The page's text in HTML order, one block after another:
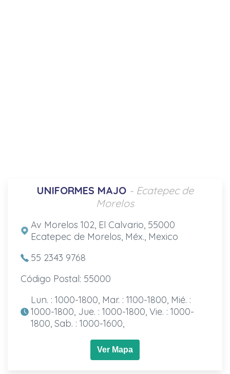
UNIFORMES MAJO - Ecatepec de
Morelos
Av Morelos 102, El Calvario, 55000
Ecatepec de Morelos, Méx., Mexico
55 2343 9768
Código Postal: 55000
Lun. : 1000-1800, Mar. : 1100-1800, Mié. :
1000-1800, Jue. : 1000-1800, Vie. : 1000-
1800, Sab. : 1000-1600,
Ver Mapa